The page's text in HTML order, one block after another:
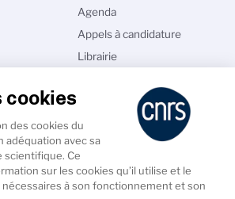
Agenda
Appels à candidature
Librairie
Les sciences du vivant au
XXIe siècle
cookies
des cookies du
adéquation avec sa
scientifique. Ce
sur les cookies qu’il utilise et le
à son fonctionnement et son